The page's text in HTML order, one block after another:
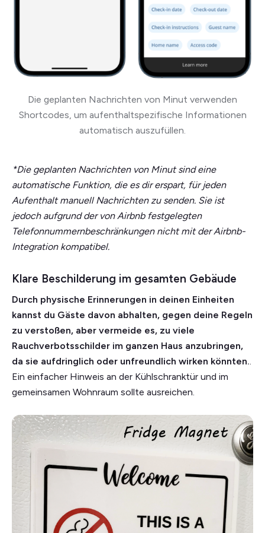
Die geplanten Nachrichten von Minut verwenden
Shortcodes, um aufenthaltspezifische Informationen
automatisch auszufüllen.
*Die geplanten Nachrichten von Minut sind eine
automatische Funktion, die es dir erspart, für jeden
Aufenthalt manuell Nachrichten zu senden. Sie ist
jedoch aufgrund der von Airbnb festgelegten
Telefonnummernbeschränkungen nicht mit der Airbnb-
Integration kompatibel.
Klare Beschilderung im gesamten Gebäude
Durch physische Erinnerungen in deinen Einheiten
kannst du Gäste davon abhalten, gegen deine Regeln
zu verstoßen, aber vermeide es, zu viele
Rauchverbotsschilder im ganzen Haus anzubringen,
da sie aufdringlich oder unfreundlich wirken könnten.
Ein einfacher Hinweis an der Kühlschranktür und im
gemeinsamen Wohnraum sollte ausreichen.